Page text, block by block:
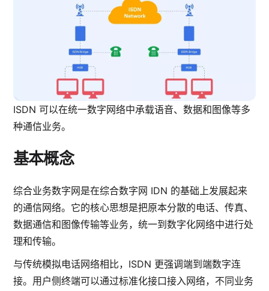
ISDN 可以在统一数字网络中承载语音、数据和图像等多
种通信业务。
基本概念
综合业务数字网是在综合数字网 IDN 的基础上发展起来
的通信网络。它的核心思想是把原本分散的电话、传真、
数据通信和图像传输等业务，统一到数字化网络中进行处
理和传输。
与传统模拟电话网络相比，ISDN 更强调端到端数字连
接。用户侧终端可以通过标准化接口接入网络，不同业务